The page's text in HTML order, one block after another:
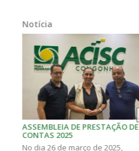
Notícia
ASSEMBLEIA DE PRESTAÇÃO DE
CONTAS 2025
No dia 26 de março de 2025,